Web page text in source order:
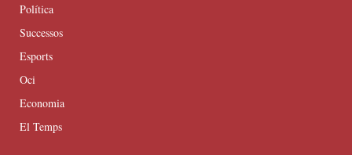
Política
Successos
Esports
Oci
Economia
El Temps